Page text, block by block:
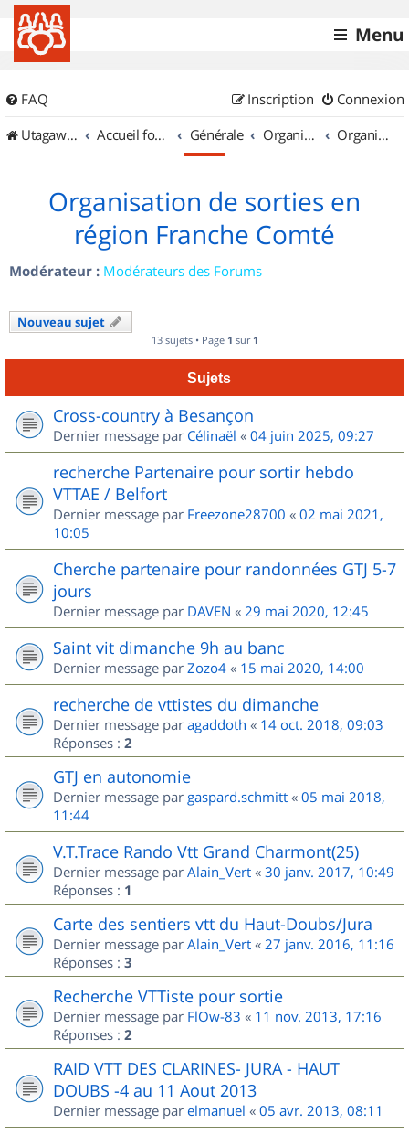
Menu
FAQ Connexion
Inscription
UtagawaVTT (Randos VTT et VTTAE avec traces GPS)
Accueil forum Générale Organisation de sorties & Recherche de partenaires Organisation de sorties en région Franche Comté
Organisation de sorties en
région Franche Comté
Modérateur : Modérateurs des Forums
Nouveau sujet
13 sujets • Page 1 sur 1
Sujets
Cross-country à Besançon
Dernier message par Célinaël « 04 juin 2025, 09:27
recherche Partenaire pour sortir hebdo
VTTAE / Belfort
Dernier message par Freezone28700 « 02 mai 2021,
10:05
Cherche partenaire pour randonnées GTJ 5-7
jours
Dernier message par DAVEN « 29 mai 2020, 12:45
Saint vit dimanche 9h au banc
Dernier message par Zozo4 « 15 mai 2020, 14:00
recherche de vttistes du dimanche
Dernier message par agaddoth « 14 oct. 2018, 09:03
Réponses : 2
GTJ en autonomie
Dernier message par gaspard.schmitt « 05 mai 2018,
11:44
V.T.Trace Rando Vtt Grand Charmont(25)
Dernier message par Alain_Vert « 30 janv. 2017, 10:49
Réponses : 1
Carte des sentiers vtt du Haut-Doubs/Jura
Dernier message par Alain_Vert « 27 janv. 2016, 11:16
Réponses : 3
Recherche VTTiste pour sortie
Dernier message par FlOw-83 « 11 nov. 2013, 17:16
Réponses : 2
RAID VTT DES CLARINES- JURA - HAUT
DOUBS -4 au 11 Aout 2013
Dernier message par elmanuel « 05 avr. 2013, 08:11